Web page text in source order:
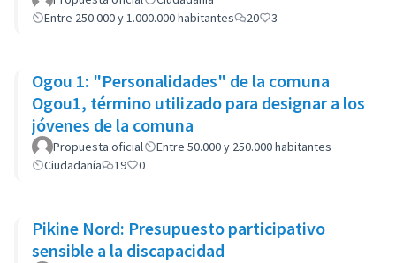
Entre 250.000 y 1.000.000 habitantes
20 3
Ogou 1: "Personalidades" de la comuna
Ogou1, término utilizado para designar a los
jóvenes de la comuna
Propuesta oficial
Entre 50.000 y 250.000 habitantes
Ciudadanía
19 0
Pikine Nord: Presupuesto participativo
sensible a la discapacidad